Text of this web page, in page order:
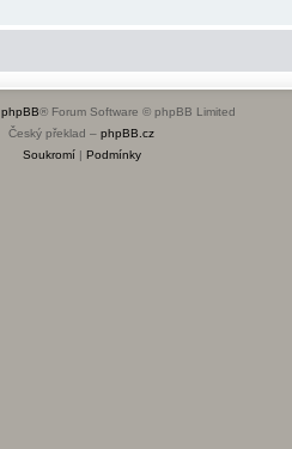
phpBB® Forum Software © phpBB Limited
Český překlad – phpBB.cz
Soukromí| Podmínky